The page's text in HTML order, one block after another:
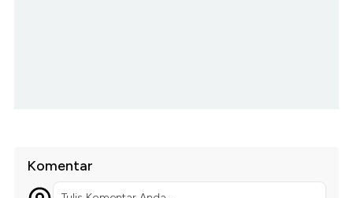
Komentar